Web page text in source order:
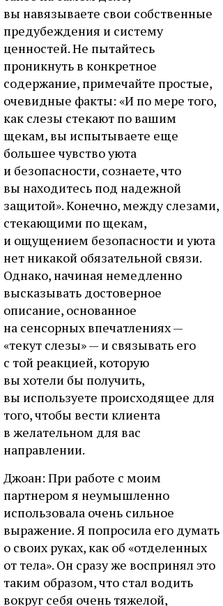
вы навязываете свои собственные
предубеждения и систему
ценностей. Не пытайтесь
проникнуть в конкретное
содержание, примечайте простые,
очевидные факты: «И по мере того,
как слезы стекают по вашим
щекам, вы испытываете еще
большее чувство уюта
и безопасности, сознаете, что
вы находитесь под надежной
защитой». Конечно, между слезами,
стекающими по щекам,
и ощущением безопасности и уюта
нет никакой обязательной связи.
Однако, начиная немедленно
высказывать достоверное
описание, основанное
на сенсорных впечатлениях —
«текут слезы» — и связывать его
с той реакцией, которую
вы хотели бы получить,
вы используете происходящее для
того, чтобы вести клиента
в желательном для вас
направлении.
Джоан: При работе с моим
партнером я неумышленно
использовала очень сильное
выражение. Я попросила его думать
о своих руках, как об «отделенных
от тела». Он сразу же воспринял это
таким образом, что стал водить
вокруг себя очень тяжелой,